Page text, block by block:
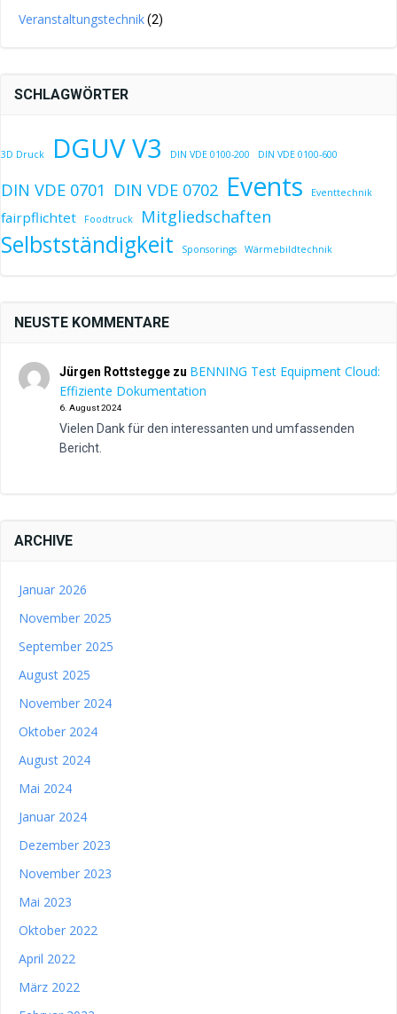
Veranstaltungstechnik(2)
SCHLAGWÖRTER
3D Druck DGUV V3 DIN VDE 0100-200 DIN VDE 0100-600
DIN VDE 0701 DIN VDE 0702 Events Eventtechnik
fairpflichtet Foodtruck Mitgliedschaften
Selbstständigkeit Sponsorings Wärmebildtechnik
NEUSTE KOMMENTARE
Jürgen Rottsteggezu BENNING Test Equipment Cloud:
Effiziente Dokumentation
6. August 2024
Vielen Dank für den interessanten und umfassenden
Bericht.
ARCHIVE
Januar 2026
November 2025
September 2025
August 2025
November 2024
Oktober 2024
August 2024
Mai 2024
Januar 2024
Dezember 2023
November 2023
Mai 2023
Oktober 2022
April 2022
März 2022